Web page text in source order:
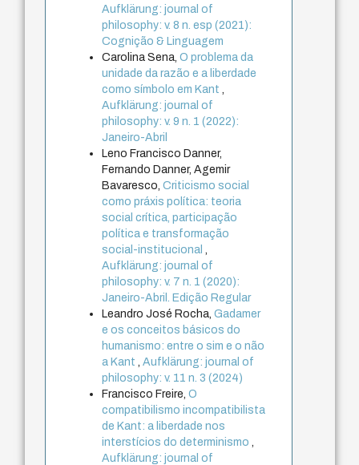
Aufklärung: journal of
philosophy: v. 8 n. esp (2021):
Cognição & Linguagem
Carolina Sena,O problema da
unidade da razão e a liberdade
como símbolo em Kant
Aufklärung: journal of
philosophy: v. 9 n. 1 (2022):
Janeiro-Abril
Leno Francisco Danner,
Fernando Danner, Agemir
Bavaresco,Criticismo social
como práxis política: teoria
social crítica, participação
política e transformação
social-institucional
Aufklärung: journal of
philosophy: v. 7 n. 1 (2020):
Janeiro-Abril. Edição Regular
Leandro José Rocha,Gadamer
e os conceitos básicos do
humanismo: entre o sim e o não
a Kant
,Aufklärung: journal of
philosophy: v. 11 n. 3 (2024)
Francisco Freire,O
compatibilismo incompatibilista
de Kant: a liberdade nos
interstícios do determinismo
Aufklärung: journal of